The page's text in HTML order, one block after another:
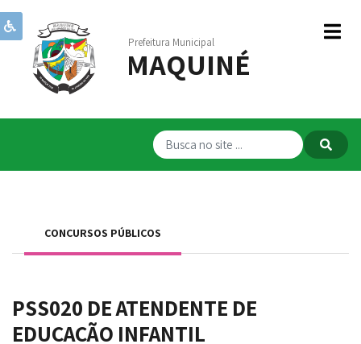
Prefeitura Municipal
MAQUINÉ
Institucional
Governo
Serviços
Servidores
CONCURSOS PÚBLICOS
PSS020 DE ATENDENTE DE
EDUCAÇÃO INFANTIL